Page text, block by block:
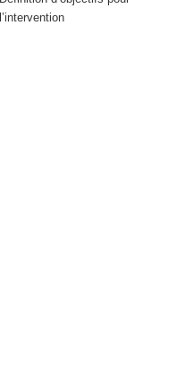
l’intervention